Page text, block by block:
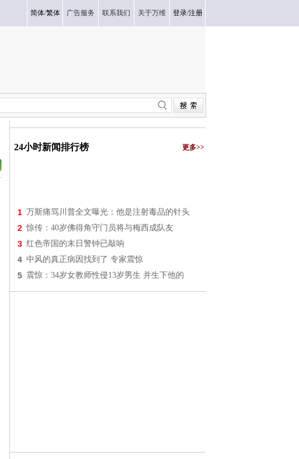
简体/繁体 广告服务 联系我们 关于万维 登录/注册
24小时新闻排行榜 更多>>
1 万斯痛骂川普全文曝光：他是注射毒品的针头
2 惊传：40岁佛得角守门员将与梅西成队友
3 红色帝国的末日警钟已敲响
4 中风的真正病因找到了 专家震惊
5 震惊：34岁女教师性侵13岁男生 并生下他的